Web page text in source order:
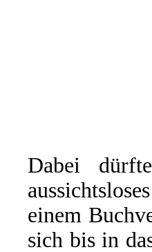
Dabei
einem
sich bis in